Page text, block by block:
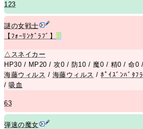
123
謎の女戦士
【ﾌｫｰﾘﾝｸﾞﾗﾌﾞ】
R
△ スネイカー
HP30 / MP20 / 攻0 / 防10 / 魔0 / 精0 / 命0
海藤ウィルス / 海藤ウィルス /ﾎﾟｲｽﾞﾝﾊﾞﾀﾌ
/吸血
63
弾速の魔女